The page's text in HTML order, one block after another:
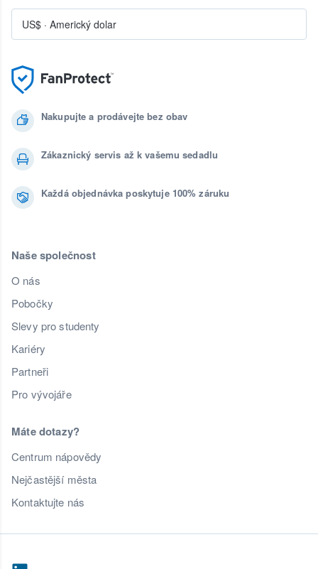
Nakupujte a prodávejte bez obav
Zákaznický servis až k vašemu sedadlu
Každá objednávka poskytuje 100% záruku
Naše společnost
O nás
Pobočky
Slevy pro studenty
Kariéry
Partneři
Pro vývojáře
Máte dotazy?
Centrum nápovědy
Nejčastější města
Kontaktujte nás
US$ · Americký dolar